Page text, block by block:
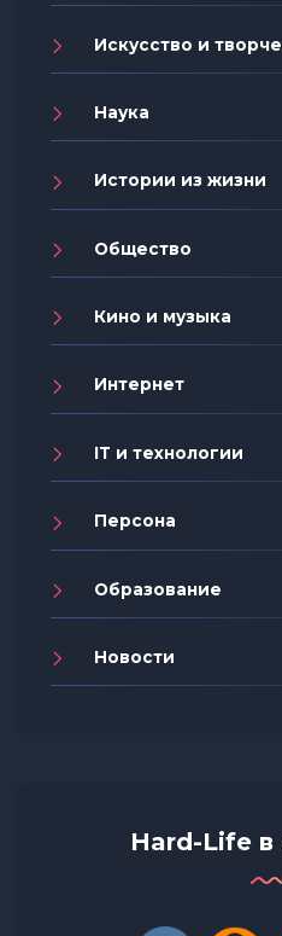
Искусство и
Наука
Истории из жизни
Общество
Кино и музыка
Интернет
IT и технологии
Персона
Образование
Новости
Hard-Life в